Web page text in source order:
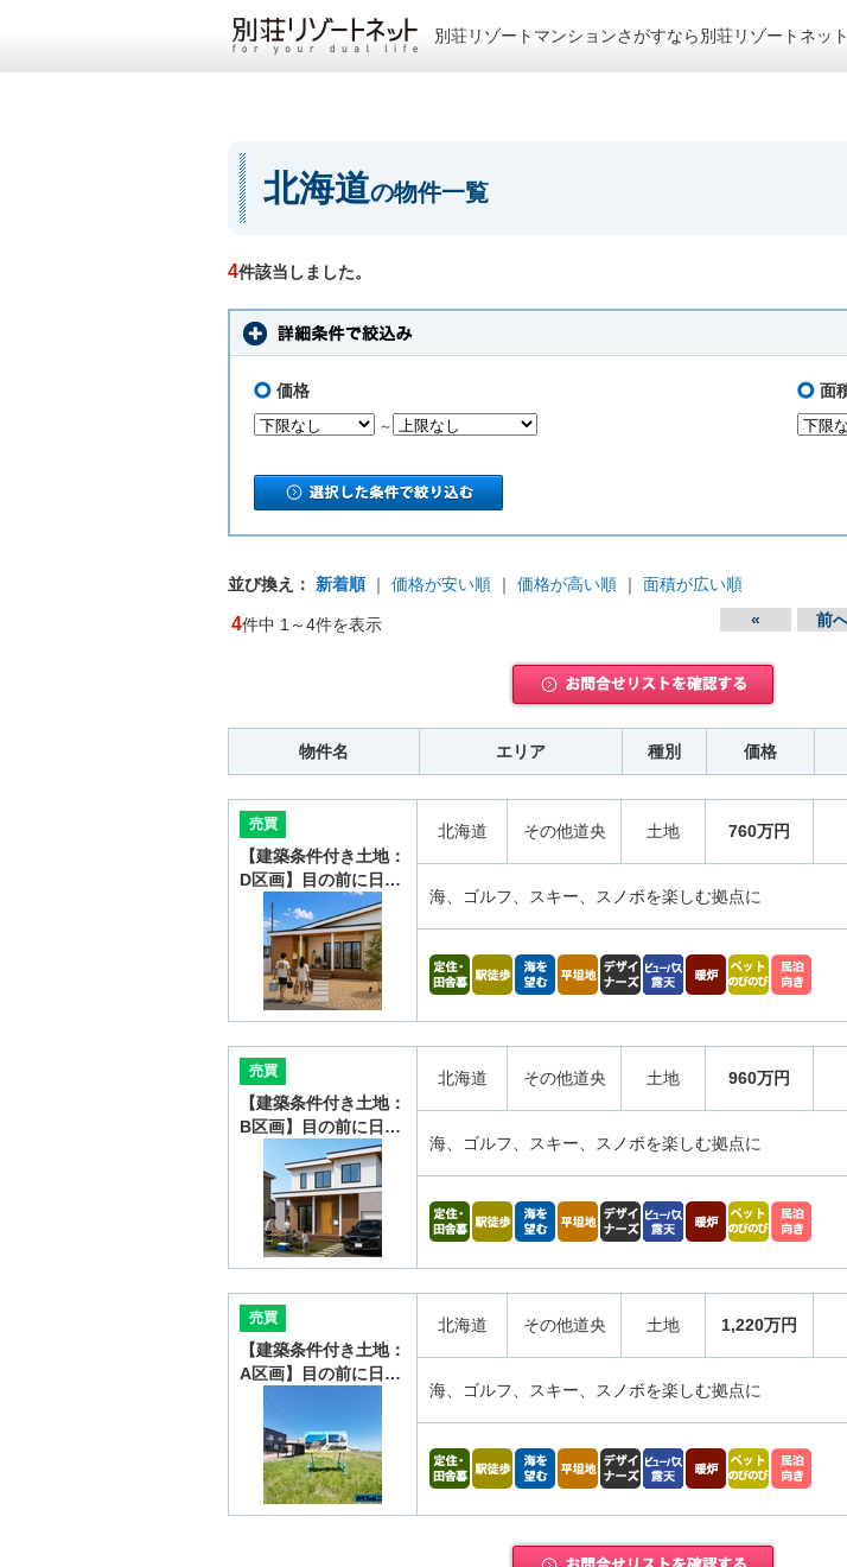
別荘リゾートマンションさがすなら別荘リゾートネット
北海道の物件一覧
4件該当しました。
価格
～
面
並び換え： 新着順 ｜ 価格が安い順 ｜ 価格が高い順 ｜ 面積が広い順
4件中 1～4件を表示 « 前
物件名 エリア 種別 価格
売買
【建築条件付き土地：
D区画】目の前に日…
北海道 その他道央 土地 760万円
海、ゴルフ、スキー、スノボを楽しむ拠点に
売買
【建築条件付き土地：
B区画】目の前に日…
北海道 その他道央 土地 960万円
海、ゴルフ、スキー、スノボを楽しむ拠点に
売買
【建築条件付き土地：
A区画】目の前に日…
北海道 その他道央 土地 1,220万円
海、ゴルフ、スキー、スノボを楽しむ拠点に